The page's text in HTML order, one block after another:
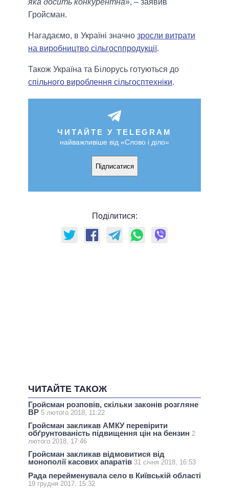
яка досить конкурентна», – заявив
Гройсман.
Нагадаємо, в Україні значно зросли витрати
на виробництво сільгосппродукції.
Також Україна та Білорусь готуються до
спільного вироблення сільгосптехніки.
ЧИТАЙТЕ У TELEGRAM
найважливіше від «Слово і діло»
Підписатися
Поділитися:
ЧИТАЙТЕ ТАКОЖ
Гройсман розповів, скільки законів розгляне
ВР 5 лютого 2018, 11:22
Гройсман закликав АМКУ перевірити
обґрунтованість підвищення цін на бензин 2
лютого 2018, 17:46
Гройсман закликав відмовитися від
монополії касових апаратів 31 січня 2018, 16:53
Рада перейменувала село в Київській області
19 грудня 2017, 15:32